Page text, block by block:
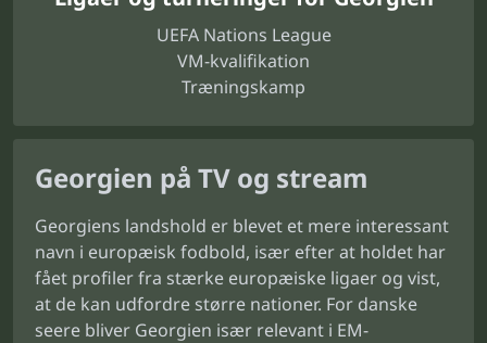
UEFA Nations League
VM-kvalifikation
Træningskamp
Georgien på TV og stream
Georgiens landshold er blevet et mere interessant
navn i europæisk fodbold, især efter at holdet har
fået profiler fra stærke europæiske ligaer og vist,
at de kan udfordre større nationer. For danske
seere bliver Georgien især relevant i EM-